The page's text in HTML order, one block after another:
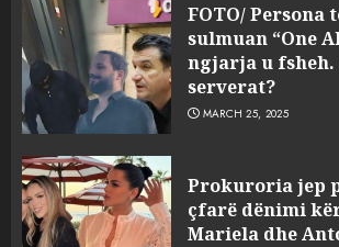
FOTO/ Persona
sulmuan “One
ngjarja u fsheh.
serverat?
MARCH 25, 2025
Prokuroria jep
çfarë dënimi
Mariela dhe